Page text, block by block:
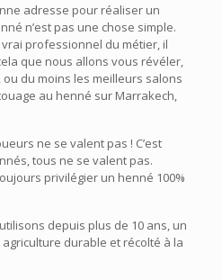
adresse pour réaliser un
n’est pas une chose simple.
professionnel du métier, il
que nous allons vous révéler,
du moins les meilleurs salons
au henné sur Marrakech,
ne se valent pas ! C’est
tous ne se valent pas.
privilégier un henné 100%
depuis plus de 10 ans, un
agriculture durable et récolté à la